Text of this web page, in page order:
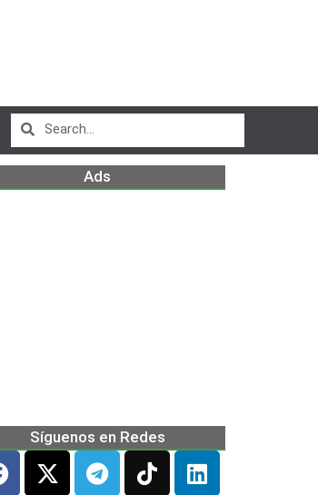
Ads
Síguenos en Redes